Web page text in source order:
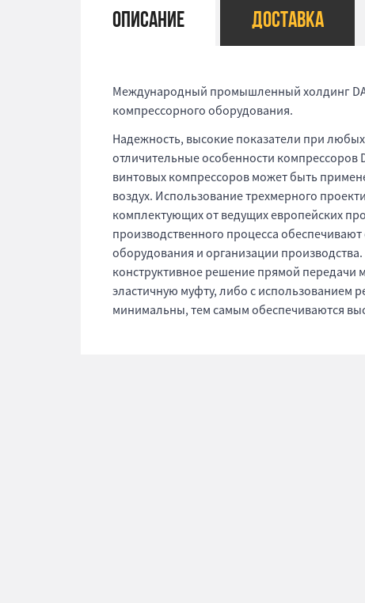
Описание Доставка
Международный промышленный холдинг
компрессорного оборудования.
Надежность, высокие показатели при
отличительные особенности компрессоров
винтовых компрессоров может быть
воздух. Использование трехмерного
комплектующих от ведущих европейских
производственного процесса
оборудования и организации
конструктивное решение прямой передачи
эластичную муфту, либо с использованием
минимальны, тем самым обеспечиваются